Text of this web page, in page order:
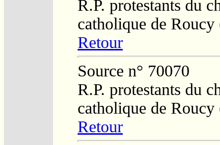
R.P. protestants du
catholique de Roucy
Retour
Source n° 70070
R.P. protestants du
catholique de Roucy
Retour